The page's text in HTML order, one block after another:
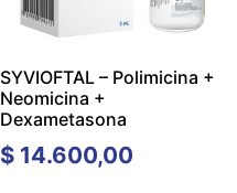
SYVIOFTAL – Polimicina +
Neomicina +
Dexametasona
$14.600,00